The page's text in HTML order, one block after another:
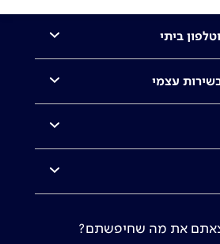
ביתי
עצמי
את מה שחיפשתם?